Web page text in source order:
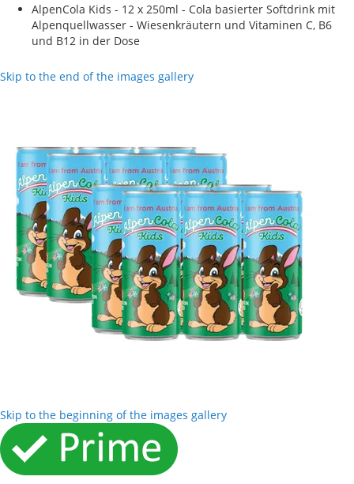
AlpenCola Kids - 12 x 250ml - Cola basierter Softdrink mit
Alpenquellwasser - Wiesenkräutern und Vitaminen C, B6
und B12 in der Dose
Skip to the end of the images gallery
Skip to the beginning of the images gallery